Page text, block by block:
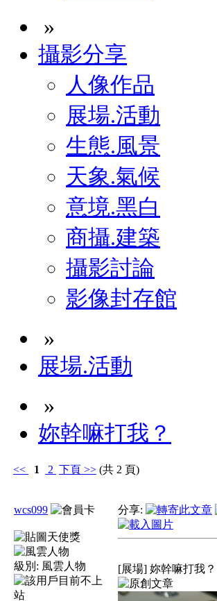
»
攝影分享
人像作品
展場.活動
生態.風景
天象.氣候
意境.黑白
商攝.建築
攝影討論
影像封存館
»
展場.活動
»
妳幹嘛打我？
<< 1 2 下頁 >> (共 2 頁)
wcs099
級別: 風雲人物
分享:
[展場] 妳幹嘛打我？